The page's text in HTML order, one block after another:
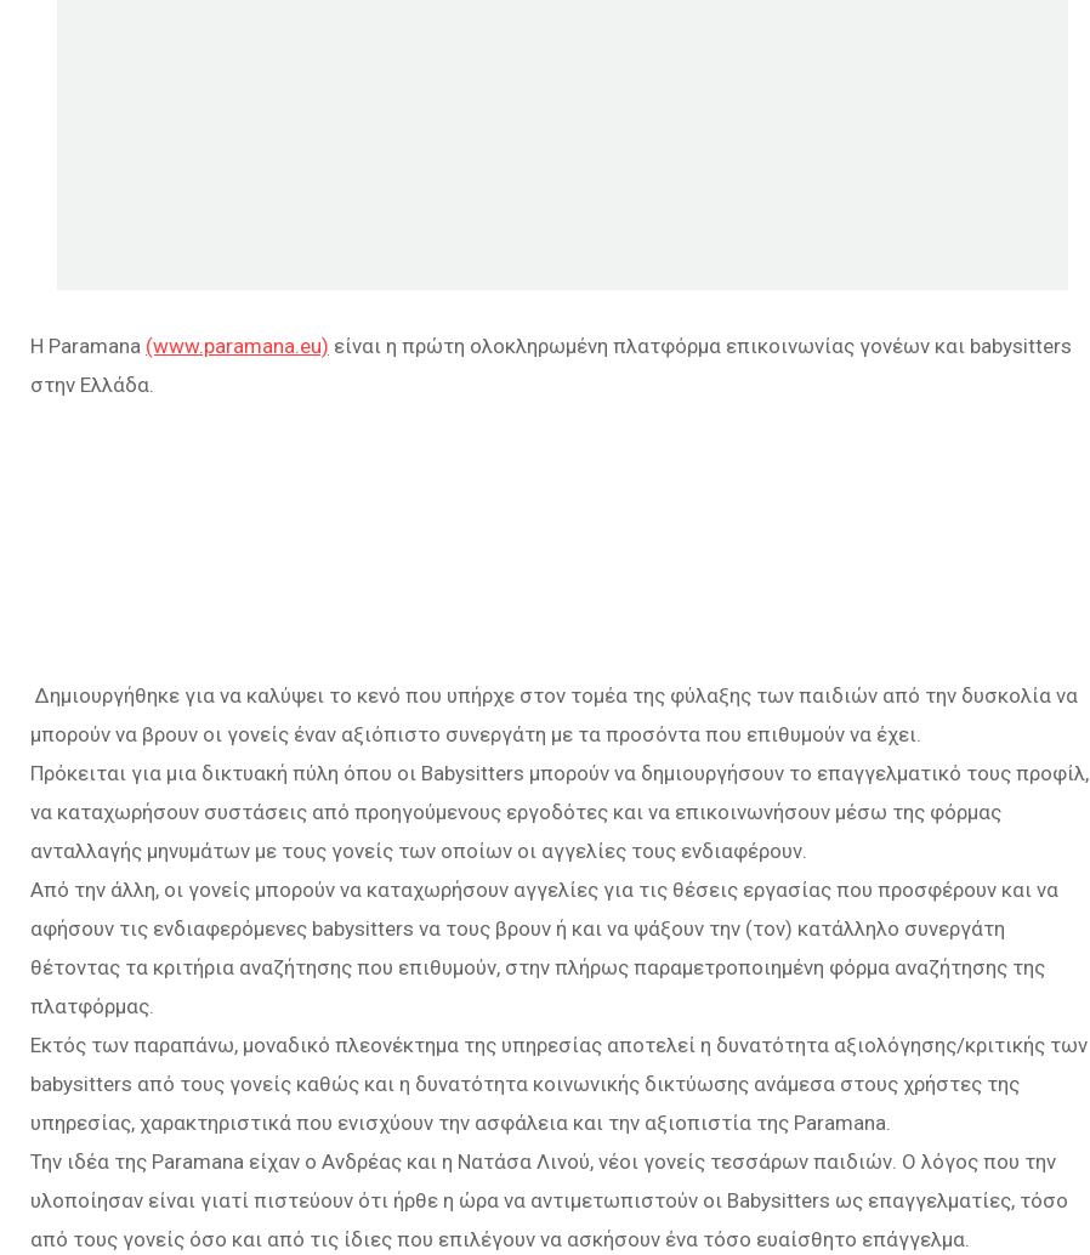
Η Paramana (www.paramana.eu) είναι η πρώτη ολοκληρωμένη πλατφόρμα επικοινωνίας γονέων και babysitters
στην Ελλάδα.
Δημιουργήθηκε για να καλύψει το κενό που υπήρχε στον τομέα της φύλαξης των παιδιών από την δυσκολία να
μπορούν να βρουν οι γονείς έναν αξιόπιστο συνεργάτη με τα προσόντα που επιθυμούν να έχει.
Πρόκειται για μια δικτυακή πύλη όπου οι Babysitters μπορούν να δημιουργήσουν το επαγγελματικό τους προφίλ,
να καταχωρήσουν συστάσεις από προηγούμενους εργοδότες και να επικοινωνήσουν μέσω της φόρμας
ανταλλαγής μηνυμάτων με τους γονείς των οποίων οι αγγελίες τους ενδιαφέρουν.
Από την άλλη, οι γονείς μπορούν να καταχωρήσουν αγγελίες για τις θέσεις εργασίας που προσφέρουν και να
αφήσουν τις ενδιαφερόμενες babysitters να τους βρουν ή και να ψάξουν την (τον) κατάλληλο συνεργάτη
θέτοντας τα κριτήρια αναζήτησης που επιθυμούν, στην πλήρως παραμετροποιημένη φόρμα αναζήτησης της
πλατφόρμας.
Εκτός των παραπάνω, μοναδικό πλεονέκτημα της υπηρεσίας αποτελεί η δυνατότητα αξιολόγησης/κριτικής των
babysitters από τους γονείς καθώς και η δυνατότητα κοινωνικής δικτύωσης ανάμεσα στους χρήστες της
υπηρεσίας, χαρακτηριστικά που ενισχύουν την ασφάλεια και την αξιοπιστία της Paramana.
Την ιδέα της Paramana είχαν ο Ανδρέας και η Νατάσα Λινού, νέοι γονείς τεσσάρων παιδιών. Ο λόγος που την
υλοποίησαν είναι γιατί πιστεύουν ότι ήρθε η ώρα να αντιμετωπιστούν οι Babysitters ως επαγγελματίες, τόσο
από τους γονείς όσο και από τις ίδιες που επιλέγουν να ασκήσουν ένα τόσο ευαίσθητο επάγγελμα.